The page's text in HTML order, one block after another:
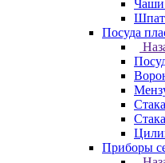
Чаши
Посуда
Приборы